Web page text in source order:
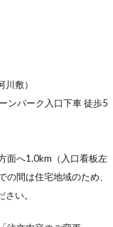
川敷）
ンパーク入口下車 徒歩5
面へ1.0km（入口看板左
間は住宅地域のため、
い。